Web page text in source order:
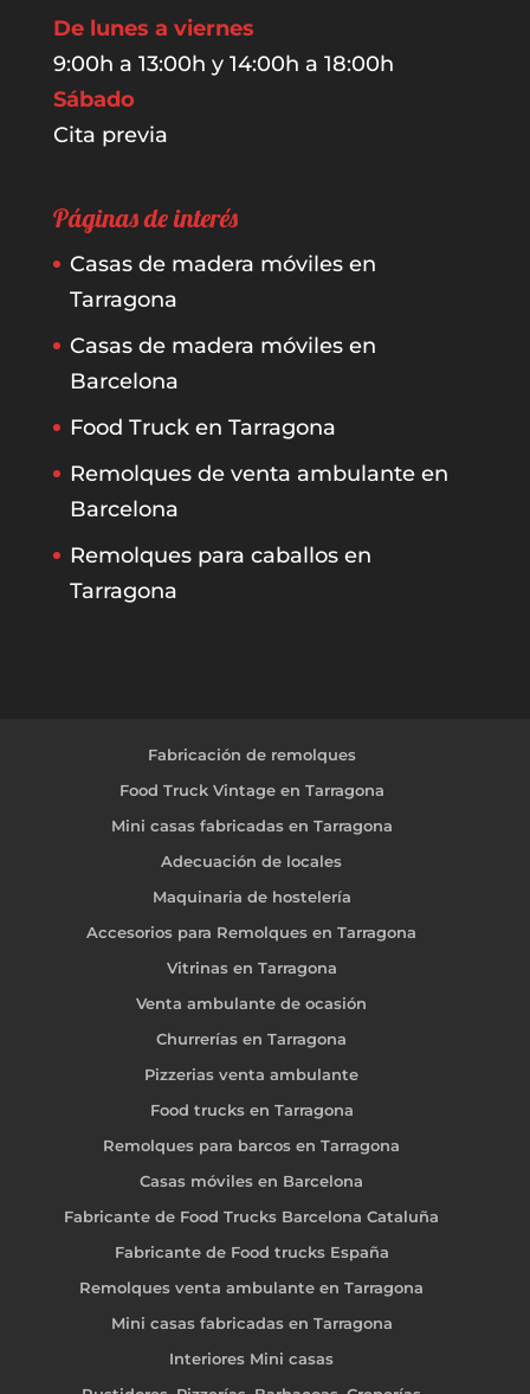
De lunes a viernes
9:00h a 13:00h y 14:00h a 18:00h
Sábado
Cita previa
Páginas de interés
Casas de madera móviles en
Tarragona
Casas de madera móviles en
Barcelona
Food Truck en Tarragona
Remolques de venta ambulante en
Barcelona
Remolques para caballos en
Tarragona
Fabricación de remolques
Food Truck Vintage en Tarragona
Mini casas fabricadas en Tarragona
Adecuación de locales
Maquinaria de hostelería
Accesorios para Remolques en Tarragona
Vitrinas en Tarragona
Venta ambulante de ocasión
Churrerías en Tarragona
Pizzerias venta ambulante
Food trucks en Tarragona
Remolques para barcos en Tarragona
Casas móviles en Barcelona
Fabricante de Food Trucks Barcelona Cataluña
Fabricante de Food trucks España
Remolques venta ambulante en Tarragona
Mini casas fabricadas en Tarragona
Interiores Mini casas